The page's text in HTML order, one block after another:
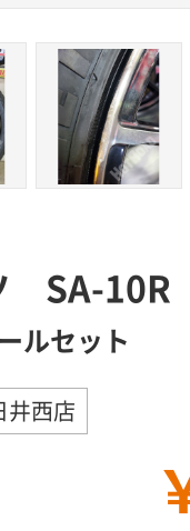
SA-
ルセット
井西店